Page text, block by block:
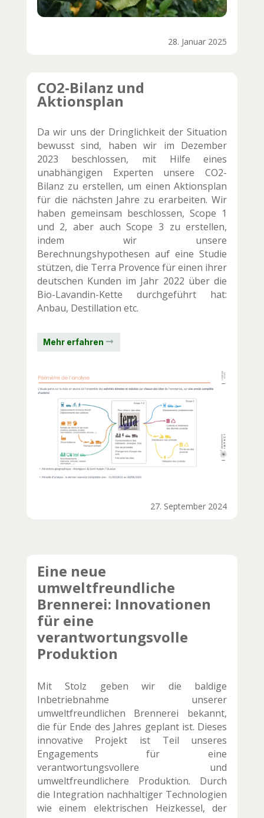
28. Januar 2025
CO2-Bilanz und
Aktionsplan
Da wir uns der Dringlichkeit der Situation
bewusst sind, haben wir im Dezember
2023 beschlossen, mit Hilfe eines
unabhängigen Experten unsere CO2-
Bilanz zu erstellen, um einen Aktionsplan
für die nächsten Jahre zu erarbeiten. Wir
haben gemeinsam beschlossen, Scope 1
und 2, aber auch Scope 3 zu erstellen,
indem wir unsere
Berechnungshypothesen auf eine Studie
stützen, die Terra Provence für einen ihrer
deutschen Kunden im Jahr 2022 über die
Bio-Lavandin-Kette durchgeführt hat:
Anbau, Destillation etc.
Mehr erfahren
27. September 2024
Eine neue
umweltfreundliche
Brennerei: Innovationen
für eine
verantwortungsvolle
Produktion
Mit Stolz geben wir die baldige
Inbetriebnahme unserer
umweltfreundlichen Brennerei bekannt,
die für Ende des Jahres geplant ist. Dieses
innovative Projekt ist Teil unseres
Engagements für eine
verantwortungsvollere und
umweltfreundlichere Produktion. Durch
die Integration nachhaltiger Technologien
wie einem elektrischen Heizkessel, der